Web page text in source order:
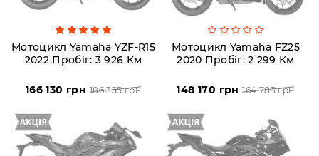
Мотоцикл Yamaha YZF-R15
2022 Пробіг: 3 926 Км
166 130 грн 186 335 грн
Мотоцикл Yamaha FZ25
2020 Пробіг: 2 299 Км
148 170 грн 164 783 грн